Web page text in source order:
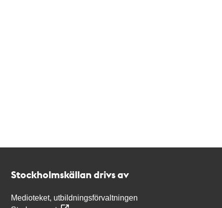
Stockholmskällan drivs av
Medioteket, utbildningsförvaltningen